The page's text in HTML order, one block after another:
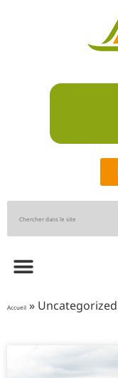
Accueil » Uncategorized